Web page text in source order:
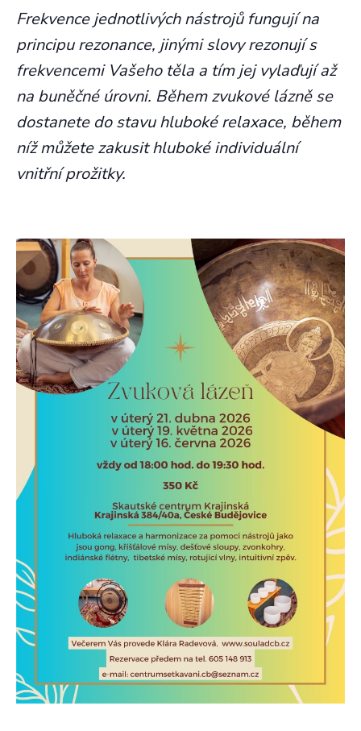
Frekvence jednotlivých nástrojů fungují na
principu rezonance, jinými slovy rezonují s
frekvencemi Vašeho těla a tím jej vylaďují až
na buněčné úrovni. Během zvukové lázně se
dostanete do stavu hluboké relaxace, během
níž můžete zakusit hluboké individuální
vnitřní prožitky.